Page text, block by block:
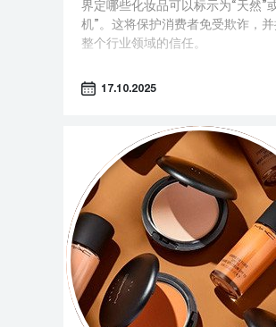
界定哪些化妆品可以标示为“天然”
机”。这将保护消费者免受欺诈，
整个行业领域的信任。
17.10.2025